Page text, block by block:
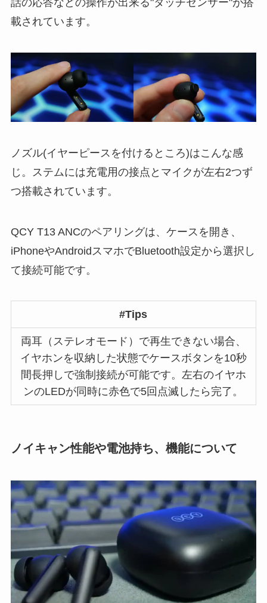
載されています。
ノズル(イヤーピースを付けるところ)はこんな感
じ。ステムには充電用の接点とマイクが左右2つず
つ搭載されています。
QCY T13 ANCのペアリングは、ケースを開き、
iPhoneやAndroidスマホでBluetooth設定から選択し
て接続可能です。
#Tips
両耳（ステレオモード）で再生できない場合、
イヤホンを収納した状態でケースボタンを10秒
間長押しで強制接続が可能です。左右のイヤホ
ンのLEDが同時に赤色で5回点滅したら完了。
ノイキャン性能や電池持ち、機能について